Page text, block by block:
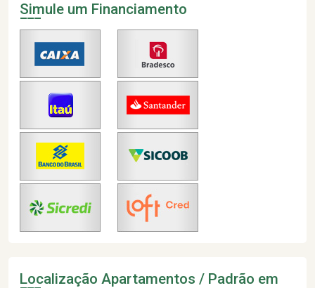
Simule um Financiamento
Localização Apartamentos / Padrão em